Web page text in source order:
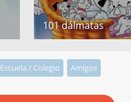
101 dálmatas
Escuela / Colegio Amigos